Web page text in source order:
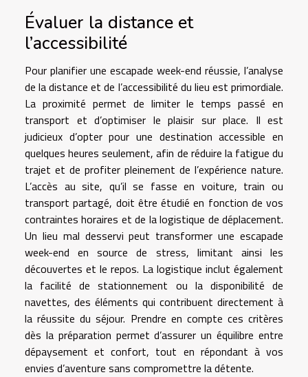
Évaluer la distance et
l’accessibilité
Pour planifier une escapade week-end réussie, l’analyse
de la distance et de l’accessibilité du lieu est primordiale.
La proximité permet de limiter le temps passé en
transport et d’optimiser le plaisir sur place. Il est
judicieux d’opter pour une destination accessible en
quelques heures seulement, afin de réduire la fatigue du
trajet et de profiter pleinement de l’expérience nature.
L’accès au site, qu’il se fasse en voiture, train ou
transport partagé, doit être étudié en fonction de vos
contraintes horaires et de la logistique de déplacement.
Un lieu mal desservi peut transformer une escapade
week-end en source de stress, limitant ainsi les
découvertes et le repos. La logistique inclut également
la facilité de stationnement ou la disponibilité de
navettes, des éléments qui contribuent directement à
la réussite du séjour. Prendre en compte ces critères
dès la préparation permet d’assurer un équilibre entre
dépaysement et confort, tout en répondant à vos
envies d’aventure sans compromettre la détente.